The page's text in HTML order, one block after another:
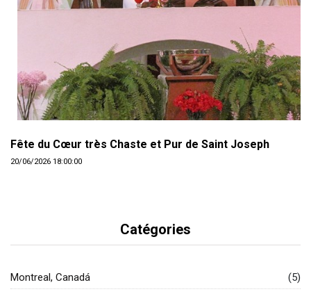
Fête du Cœur très Chaste et Pur de Saint Joseph
20/06/2026 18:00:00
Catégories
Montreal, Canadá
(5)